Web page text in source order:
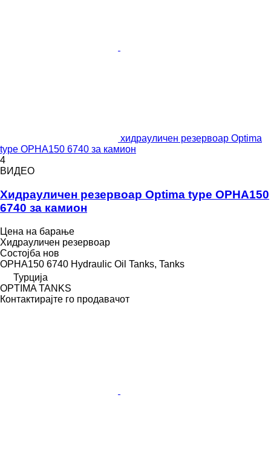
хидрауличен резервоар Optima
type OPHA150 6740 за камион
4
ВИДЕО
Хидрауличен резервоар Optima type OPHA150
6740 за камион
Цена на барање
Хидрауличен резервоар
Состојба нов
OPHA150 6740 Hydraulic Oil Tanks, Tanks
Турција
OPTIMA TANKS
Контактирајте го продавачот